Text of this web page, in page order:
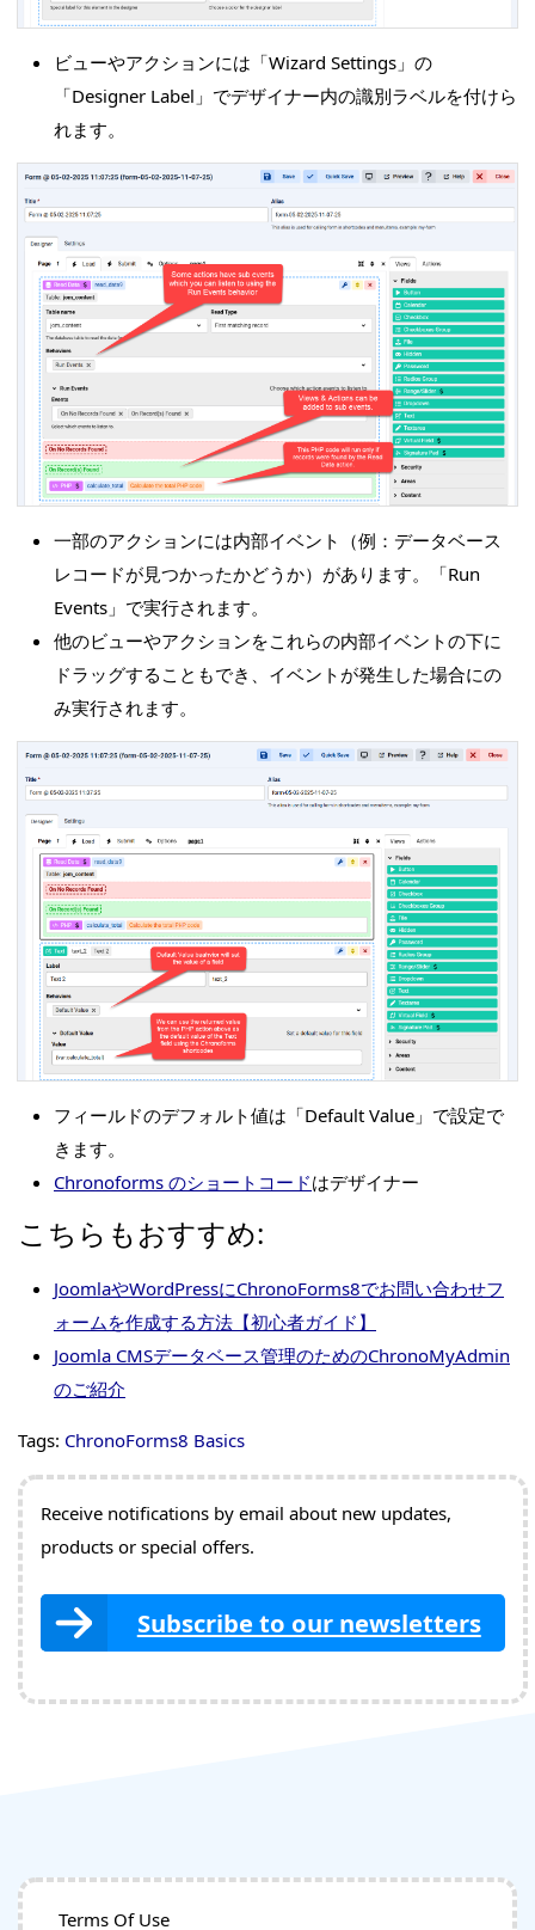
ビューやアクションには「Wizard Settings」の
「Designer Label」でデザイナー内の識別ラベルを付けら
れます。
一部のアクションには内部イベント（例：データベース
レコードが見つかったかどうか）があります。「Run
Events」で実行されます。
他のビューやアクションをこれらの内部イベントの下に
ドラッグすることもでき、イベントが発生した場合にの
み実行されます。
フィールドのデフォルト値は「Default Value」で設定で
きます。
Chronoforms のショートコードはデザイナー
こちらもおすすめ:
JoomlaやWordPressにChronoForms8でお問い合わせフ
ォームを作成する方法【初心者ガイド】
Joomla CMSデータベース管理のためのChronoMyAdmin
のご紹介
Tags: ChronoForms8 Basics
Receive notifications by email about new updates,
products or special offers.
Subscribe to our newsletters
Terms Of Use